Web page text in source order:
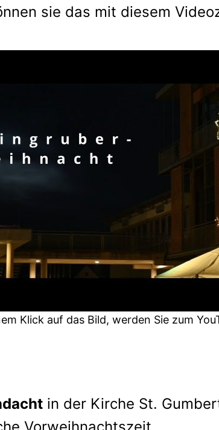
sie das mit diesem
Klick auf das Bild, werden Sie zum
in der Kirche St.